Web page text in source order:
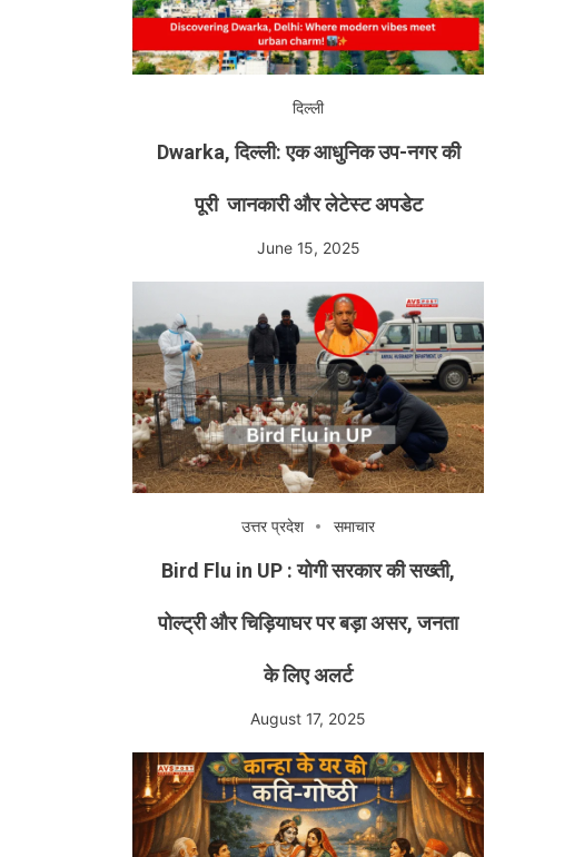
दिल्ली
Dwarka, दिल्ली: एक आधुनिक उप-नगर की
पूरी जानकारी और लेटेस्ट अपडेट
June 15, 2025
उत्तर प्रदेश समाचार
Bird Flu in UP : योगी सरकार की सख्ती,
पोल्ट्री और चिड़ियाघर पर बड़ा असर, जनता
के लिए अलर्ट
August 17, 2025